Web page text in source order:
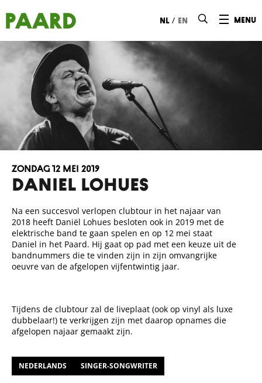
menu
nl / en
DANIEL LOHUES
zondag 12 mei 2019
Na een succesvol verlopen clubtour in het najaar van
2018 heeft Daniël Lohues besloten ook in 2019 met de
elektrische band te gaan spelen en op 12 mei staat
Daniel in het Paard. Hij gaat op pad met een keuze uit de
bandnummers die te vinden zijn in zijn omvangrijke
oeuvre van de afgelopen vijfentwintig jaar.
Tijdens de clubtour zal de liveplaat (ook op vinyl als luxe
dubbelaar!) te verkrijgen zijn met daarop opnames die
afgelopen najaar gemaakt zijn.
NEDERLANDS SINGER-SONGWRITER